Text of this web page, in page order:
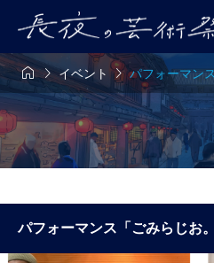
イベント パフォーマン
パフォーマンス「ごみらじお。